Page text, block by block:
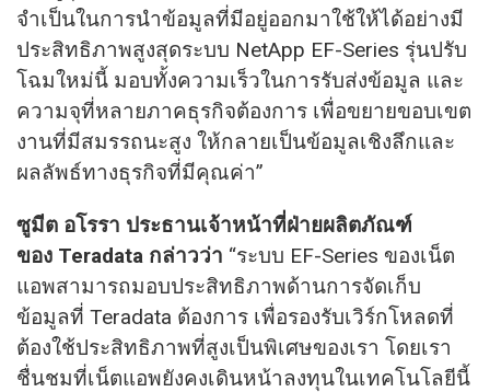
จำเป็นในการนำข้อมูลที่มีอยู่ออกมาใช้ให้ได้อย่างมี
ประสิทธิภาพสูงสุดระบบ NetApp EF-Series รุ่นปรับ
โฉมใหม่นี้ มอบทั้งความเร็วในการรับส่งข้อมูล และ
ความจุที่หลายภาคธุรกิจต้องการ เพื่อขยายขอบเขต
งานที่มีสมรรถนะสูง ให้กลายเป็นข้อมูลเชิงลึกและ
ผลลัพธ์ทางธุรกิจที่มีคุณค่า”
ซูมีต อโรรา ประธานเจ้าหน้าที่ฝ่ายผลิตภัณฑ์
ของ Teradata กล่าวว่า “ระบบ EF-Series ของเน็ต
แอพสามารถมอบประสิทธิภาพด้านการจัดเก็บ
ข้อมูลที่ Teradata ต้องการ เพื่อรองรับเวิร์กโหลดที่
ต้องใช้ประสิทธิภาพที่สูงเป็นพิเศษของเรา โดยเรา
ชื่นชมที่เน็ตแอพยังคงเดินหน้าลงทุนในเทคโนโลยีนี้